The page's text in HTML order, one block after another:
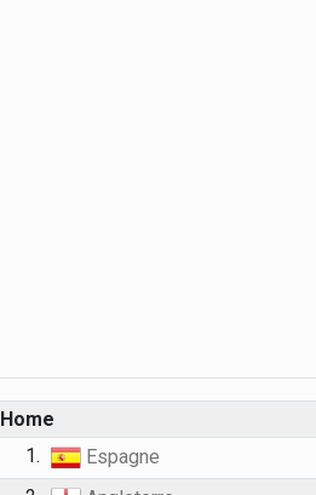
Home
1.
Espagne